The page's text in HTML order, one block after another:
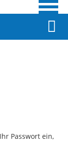
Passwort ein,